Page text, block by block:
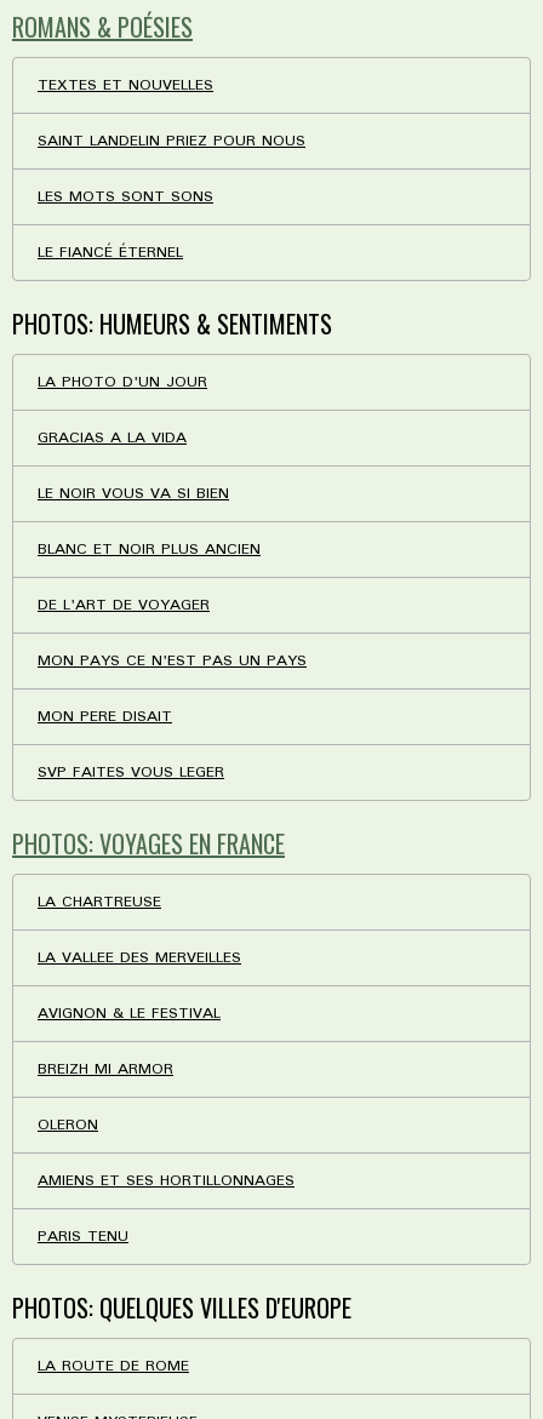
ROMANS & POÉSIES
TEXTES ET NOUVELLES
SAINT LANDELIN PRIEZ POUR NOUS
LES MOTS SONT SONS
LE FIANCÉ ÉTERNEL
PHOTOS: HUMEURS & SENTIMENTS
LA PHOTO D'UN JOUR
GRACIAS A LA VIDA
LE NOIR VOUS VA SI BIEN
BLANC ET NOIR PLUS ANCIEN
DE L'ART DE VOYAGER
MON PAYS CE N'EST PAS UN PAYS
MON PERE DISAIT
SVP FAITES VOUS LEGER
PHOTOS: VOYAGES EN FRANCE
LA CHARTREUSE
LA VALLEE DES MERVEILLES
AVIGNON & LE FESTIVAL
BREIZH MI ARMOR
OLERON
AMIENS ET SES HORTILLONNAGES
PARIS TENU
PHOTOS: QUELQUES VILLES D'EUROPE
LA ROUTE DE ROME